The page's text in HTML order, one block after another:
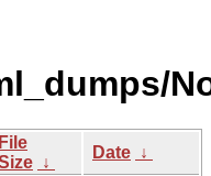
File
↓
Date ↓